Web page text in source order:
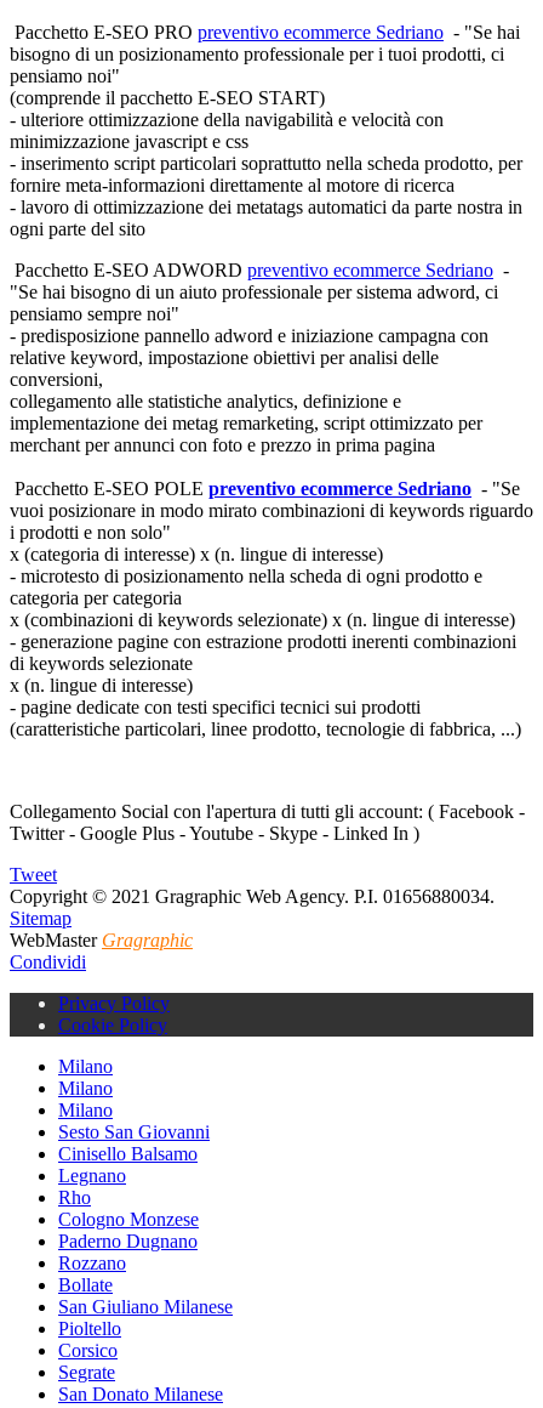
Pacchetto E-SEO PRO preventivo ecommerce Sedriano - "Se hai
bisogno di un posizionamento professionale per i tuoi prodotti, ci
pensiamo noi"
(comprende il pacchetto E-SEO START)
- ulteriore ottimizzazione della navigabilità e velocità con
minimizzazione javascript e css
- inserimento script particolari soprattutto nella scheda prodotto, per
fornire meta-informazioni direttamente al motore di ricerca
- lavoro di ottimizzazione dei metatags automatici da parte nostra in
ogni parte del sito
Pacchetto E-SEO ADWORD preventivo ecommerce Sedriano -
"Se hai bisogno di un aiuto professionale per sistema adword, ci
pensiamo sempre noi"
- predisposizione pannello adword e iniziazione campagna con
relative keyword, impostazione obiettivi per analisi delle
conversioni,
collegamento alle statistiche analytics, definizione e
implementazione dei metag remarketing, script ottimizzato per
merchant per annunci con foto e prezzo in prima pagina
Pacchetto E-SEO POLE preventivo ecommerce Sedriano - "Se
vuoi posizionare in modo mirato combinazioni di keywords riguardo
i prodotti e non solo"
x (categoria di interesse) x (n. lingue di interesse)
- microtesto di posizionamento nella scheda di ogni prodotto e
categoria per categoria
x (combinazioni di keywords selezionate) x (n. lingue di interesse)
- generazione pagine con estrazione prodotti inerenti combinazioni
di keywords selezionate
x (n. lingue di interesse)
- pagine dedicate con testi specifici tecnici sui prodotti
(caratteristiche particolari, linee prodotto, tecnologie di fabbrica, ...)
Collegamento Social con l'apertura di tutti gli account: ( Facebook -
Twitter - Google Plus - Youtube - Skype - Linked In )
Tweet
Copyright © 2021 Gragraphic Web Agency. P.I. 01656880034.
Sitemap
WebMaster Gragraphic
Condividi
Privacy Policy
Cookie Policy
Milano
Milano
Milano
Sesto San Giovanni
Cinisello Balsamo
Legnano
Rho
Cologno Monzese
Paderno Dugnano
Rozzano
Bollate
San Giuliano Milanese
Pioltello
Corsico
Segrate
San Donato Milanese